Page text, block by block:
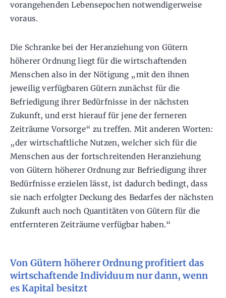
vorangehenden Lebensepochen notwendigerweise
voraus.
Die Schranke bei der Heranziehung von Gütern
höherer Ordnung liegt für die wirtschaftenden
Menschen also in der Nötigung „mit den ihnen
jeweilig verfügbaren Gütern zunächst für die
Befriedigung ihrer Bedürfnisse in der nächsten
Zukunft, und erst hierauf für jene der ferneren
Zeiträume Vorsorge“ zu treffen. Mit anderen Worten:
„der wirtschaftliche Nutzen, welcher sich für die
Menschen aus der fortschreitenden Heranziehung
von Gütern höherer Ordnung zur Befriedigung ihrer
Bedürfnisse erzielen lässt, ist dadurch bedingt, dass
sie nach erfolgter Deckung des Bedarfes der nächsten
Zukunft auch noch Quantitäten von Gütern für die
entfernteren Zeiträume verfügbar haben.“
Von Gütern höherer Ordnung profitiert das
wirtschaftende Individuum nur dann, wenn
es Kapital besitzt